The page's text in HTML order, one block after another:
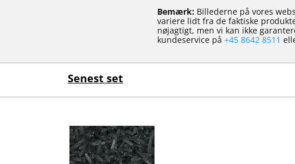
Bemærk:Billederne på vores
variere lidt fra de faktiske
nøjagtigt, men vi kan ikke
kundeservice på +45 8642 8511
Senest set